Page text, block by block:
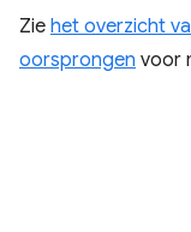
Zie het overzicht
oorsprongen voor